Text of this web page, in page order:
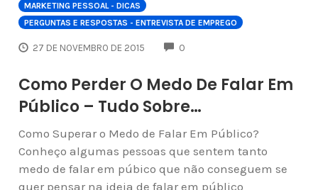
MARKETING PESSOAL - DICAS
PERGUNTAS E RESPOSTAS - ENTREVISTA DE EMPREGO
27 DE NOVEMBRO DE 2015 0
Como Perder O Medo De Falar Em
Público – Tudo Sobre…
Como Superar o Medo de Falar Em Público?
Conheço algumas pessoas que sentem tanto
medo de falar em púbico que não conseguem se
quer pensar na ideia de falar em público